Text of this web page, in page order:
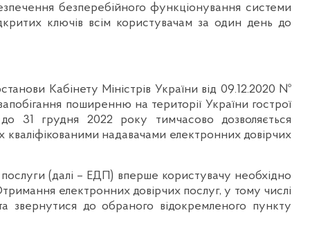
безперебійного функціонування системи
ключів всім користувачам за один день до
Кабінету Міністрів України від 09.12.2020 №
поширенню на території України гострої
31 грудня 2022 року тимчасово дозволяється
надавачами електронних довірчих
(далі – ЕДП) вперше користувачу необхідно
електронних довірчих послуг, у тому числі
звернутися до обраного відокремленого пункту